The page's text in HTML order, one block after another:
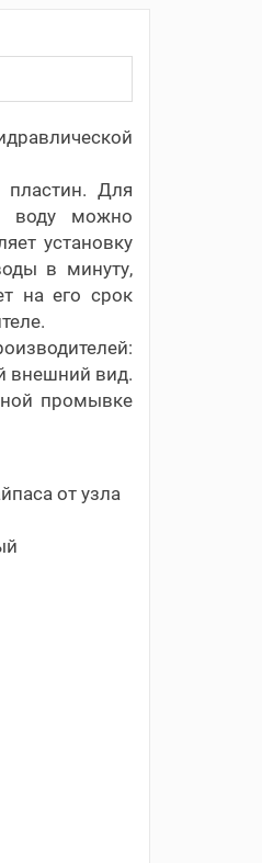
пластин. Для
воду можно
установку
в минуту,
на его срок
внешний вид.
промывке
от узла